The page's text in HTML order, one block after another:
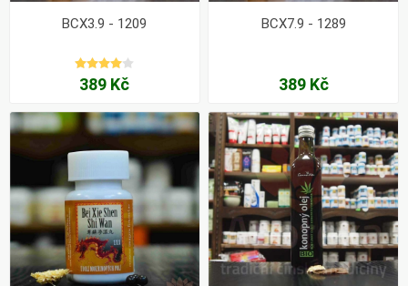
BCX3.9 - 1209
389 Kč
BCX7.9 - 1289
389 Kč